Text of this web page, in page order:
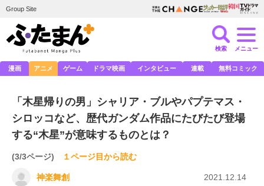
Group Site
検索 メニュー
漫画 アニメ ゲーム ドラマ映画 インタビュー 連載 無料コミック
「木星帰りの男」シャリア・ブルやパプテマス・
シロッコなど、歴代ガンダム作品にたびたび登場
する“木星”が意味するものとは？
(3/3ページ) １ページ目から読む
神楽舞創 2021.12.14